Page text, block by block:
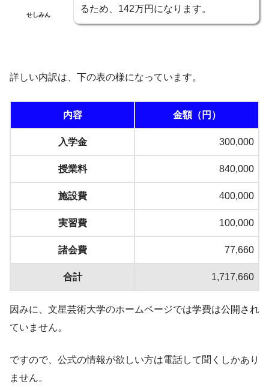
せしみん
るため、142万円になります。
詳しい内訳は、下の表の様になっています。
内容 金額（円）
入学金 300,000
授業料 840,000
施設費 400,000
実習費 100,000
諸会費 77,660
合計 1,717,660
因みに、文星芸術大学のホームページでは学費は公開され
ていません。
ですので、公式の情報が欲しい方は電話して聞くしかあり
ません。